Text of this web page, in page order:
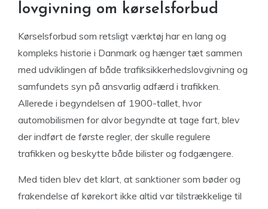
lovgivning om kørselsforbud
Kørselsforbud som retsligt værktøj har en lang og
kompleks historie i Danmark og hænger tæt sammen
med udviklingen af både trafiksikkerhedslovgivning og
samfundets syn på ansvarlig adfærd i trafikken.
Allerede i begyndelsen af 1900-tallet, hvor
automobilismen for alvor begyndte at tage fart, blev
der indført de første regler, der skulle regulere
trafikken og beskytte både bilister og fodgængere.
Med tiden blev det klart, at sanktioner som bøder og
frakendelse af kørekort ikke altid var tilstrækkelige til